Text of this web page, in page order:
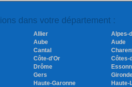
dans votre département :
Allier Alpes-
Aube Aude
Cantal
Côte-d'Or Côtes-
Drôme
Gers
Haute-Garonne Haute-